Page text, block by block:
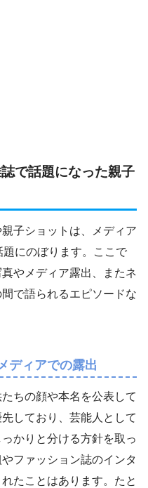
で話題になった親子
子ショットは、メディア
にのぼります。ここで
やメディア露出、またネ
で語られるエピソードな
ディアでの露出
ちの顔や本名を公表して
しており、芸能人として
かりと分ける方針を取っ
ファッション誌のインタ
たことはあります。たと